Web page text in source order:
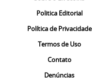
Politica Editorial
Política de Privacidade
Termos de Uso
Contato
Denúncias